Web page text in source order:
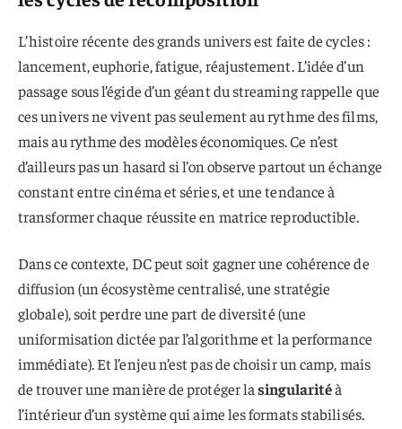
L’histoire récente des grands univers est faite de cycles :
lancement, euphorie, fatigue, réajustement. L’idée d’un
passage sous l’égide d’un géant du streaming rappelle que
ces univers ne vivent pas seulement au rythme des films,
mais au rythme des modèles économiques. Ce n’est
d’ailleurs pas un hasard si l’on observe partout un échange
constant entre cinéma et séries, et une tendance à
transformer chaque réussite en matrice reproductible.
Dans ce contexte, DC peut soit gagner une cohérence de
diffusion (un écosystème centralisé, une stratégie
globale), soit perdre une part de diversité (une
uniformisation dictée par l’algorithme et la performance
immédiate). Et l’enjeu n’est pas de choisir un camp, mais
de trouver une manière de protéger lasingularitéà
l’intérieur d’un système qui aime les formats stabilisés.